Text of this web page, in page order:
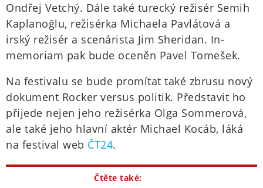
Ondřej Vetchý. Dále také turecký režisér Semih
Kaplanoğlu, režisérka Michaela Pavlátová a
irský režisér a scenárista Jim Sheridan. In-
memoriam pak bude oceněn Pavel Tomešek.
Na festivalu se bude promítat také zbrusu nový
dokument Rocker versus politik. Představit ho
přijede nejen jeho režisérka Olga Sommerová,
ale také jeho hlavní aktér Michael Kocáb, láká
na festival web ČT24.
Čtěte také: